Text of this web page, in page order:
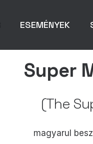
ESEMÉNYEK
Super
(The
magyarul